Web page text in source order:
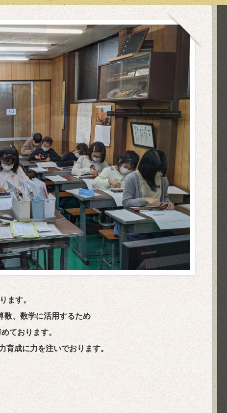
ます。
数、数学に活用するため
ております。
育成に力を注いでおります。